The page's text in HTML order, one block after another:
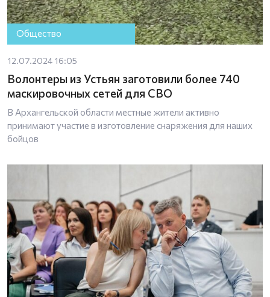
Общество
12.07.2024 16:05
Волонтеры из Устьян заготовили более 740
маскировочных сетей для СВО
В Архангельской области местные жители активно
принимают участие в изготовление снаряжения для наших
бойцов